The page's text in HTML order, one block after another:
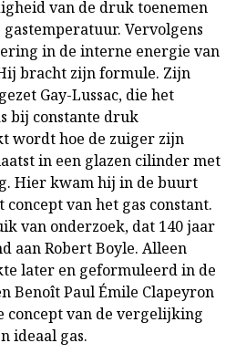
van de druk toenemen
Vervolgens
in de interne energie van
bracht zijn formule. Zijn
Gay-Lussac, die het
bij constante druk
wordt hoe de zuiger zijn
in een glazen cilinder met
Hier kwam hij in de buurt
van het gas constant.
van onderzoek, dat 140 jaar
aan Robert Boyle. Alleen
later en geformuleerd in de
Benoît Paul Émile Clapeyron
concept van de vergelijking
ideaal gas.